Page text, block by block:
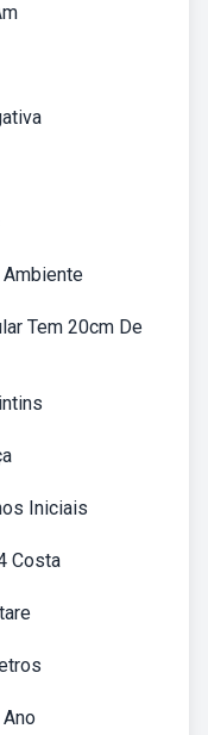
Ambiente
Tem 20cm De
Iniciais
Costa